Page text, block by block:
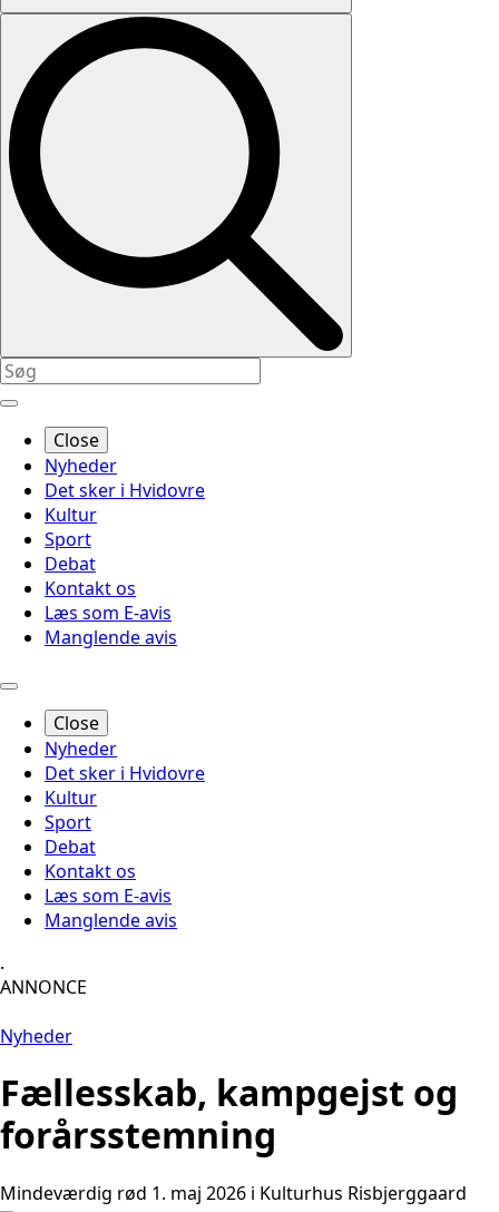
Close
Nyheder
Det sker i Hvidovre
Kultur
Sport
Debat
Kontakt os
Læs som E-avis
Manglende avis
Close
Nyheder
Det sker i Hvidovre
Kultur
Sport
Debat
Kontakt os
Læs som E-avis
Manglende avis
.
ANNONCE
Nyheder
Fællesskab, kampgejst og
forårsstemning
Mindeværdig rød 1. maj 2026 i Kulturhus Risbjerggaard